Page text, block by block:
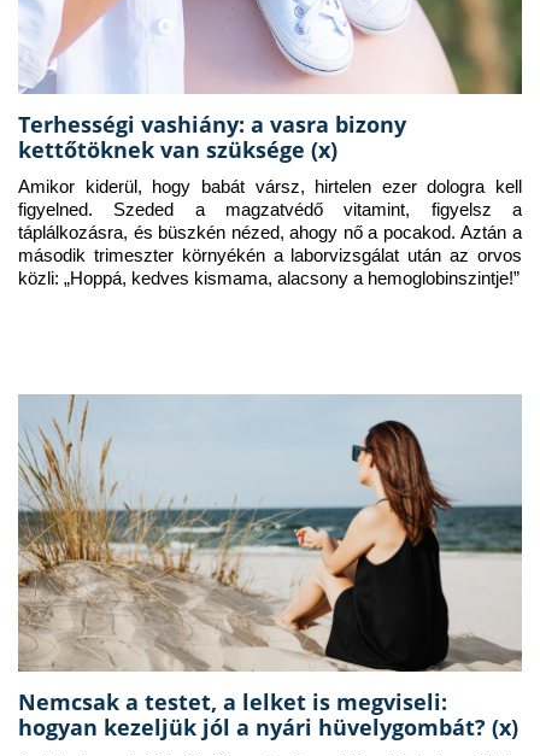
Terhességi vashiány: a vasra bizony
kettőtöknek van szüksége (x)
Amikor kiderül, hogy babát vársz, hirtelen ezer dologra kell
figyelned. Szeded a magzatvédő vitamint, figyelsz a
táplálkozásra, és büszkén nézed, ahogy nő a pocakod. Aztán a
második trimeszter környékén a laborvizsgálat után az orvos
közli: „Hoppá, kedves kismama, alacsony a hemoglobinszintje!”
Nemcsak a testet, a lelket is megviseli:
hogyan kezeljük jól a nyári hüvelygombát? (x)